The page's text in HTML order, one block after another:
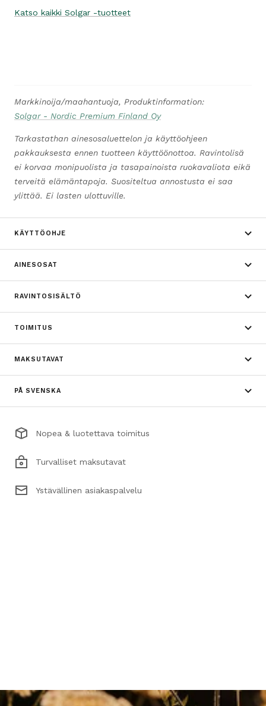
Katso kaikki Solgar -tuotteet
Markkinoija/maahantuoja, Produktinformation:
Solgar - Nordic Premium Finland Oy
Tarkastathan ainesosaluettelon ja käyttöohjeen
pakkauksesta ennen tuotteen käyttöönottoa. Ravintolisä
ei korvaa monipuolista ja tasapainoista ruokavaliota eikä
terveitä elämäntapoja. Suositeltua annostusta ei saa
ylittää. Ei lasten ulottuville.
KÄYTTÖOHJE
AINESOSAT
RAVINTOSISÄLTÖ
TOIMITUS
MAKSUTAVAT
PÅ SVENSKA
Nopea & luotettava toimitus
Turvalliset maksutavat
Ystävällinen asiakaspalvelu